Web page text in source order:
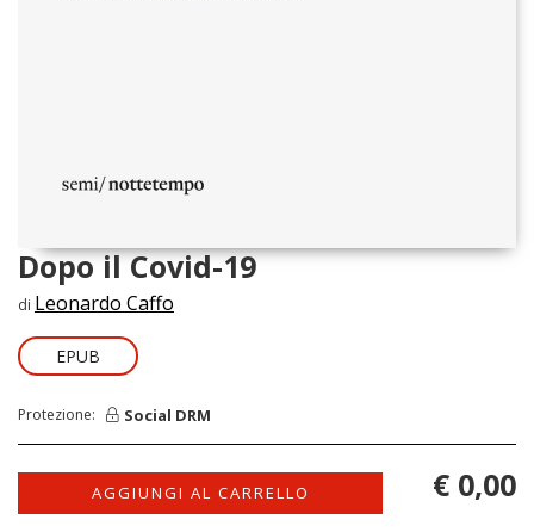
Dopo il Covid-19
di Leonardo Caffo
EPUB
Protezione: Social DRM
AGGIUNGI AL CARRELLO € 0,00